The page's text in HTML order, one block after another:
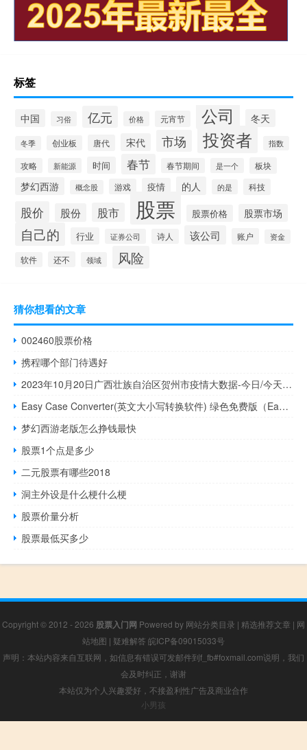
标签
中国 习俗 亿元 价格 元宵节 公司 冬天
冬季 创业板 唐代 宋代 市场 投资者 指数
攻略 新能源 时间 春节 春节期间 是一个 板块
梦幻西游 概念股 游戏 疫情 的人 的是 科技
股价 股份 股市 股票 股票价格 股票市场
自己的 行业 证券公司 诗人 该公司 账户 资金
软件 还不 领域 风险
猜你想看的文章
002460股票价格
携程哪个部门待遇好
2023年10月20日广西壮族自治区贺州市疫情大数据-今日/今天疫情全网搜索最新实时消息动态情况通知播报
Easy Case Converter(英文大小写转换软件) 绿色免费版（Easy Case Converter(英文大小写转换软件) 绿色免费版功能简介）
梦幻西游老版怎么挣钱最快
股票1个点是多少
二元股票有哪些2018
洞主外设是什么梗什么梗
股票价量分析
股票最低买多少
Copyright © 2012 - 2026 股票入门网 Powered by 网站分类目录 | 精选推荐文章 | 网
站地图 | 疑难解答 皖ICP备09015033号
声明：本站内容来自互联网，如信息有错误可发邮件到f_fb#foxmail.com说明，我们
会及时纠正，谢谢
本站仅为个人兴趣爱好，不接盈利性广告及商业合作
小男孩